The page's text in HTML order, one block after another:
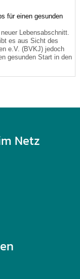
für einen gesunden
Lebensabschnitt.
es aus Sicht des
e.V. (BVKJ) jedoch
gesunden Start in den
Netz